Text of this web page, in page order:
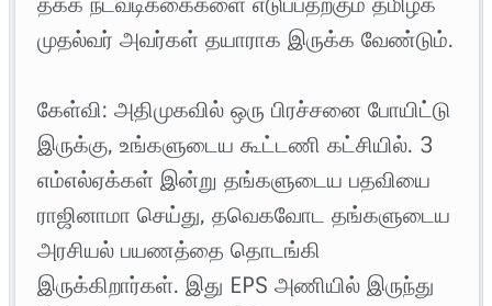
முதல்வர் அவர்கள் தயாராக இருக்க வேண்டும்.
கேள்வி: அதிமுகவில் ஒரு பிரச்சனை போயிட்டு
இருக்கு, உங்களுடைய கூட்டணி கட்சியில். 3
எம்எல்ஏக்கள் இன்று தங்களுடைய பதவியை
ராஜினாமா செய்து, தவெகவோட தங்களுடைய
அரசியல் பயணத்தை தொடங்கி
இருக்கிறார்கள். இது EPS அணியில் இருந்து